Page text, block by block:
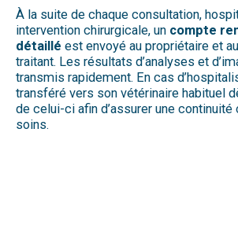
À la suite de chaque consultation,
intervention chirurgicale, un compte
détaillé est envoyé au propriétaire et
traitant. Les résultats d’analyses et
transmis rapidement. En cas
transféré vers son vétérinaire habituel
de celui-ci afin d’assurer une
soins.